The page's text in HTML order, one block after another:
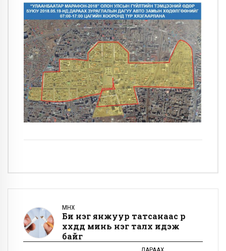
ӨМНӨХ
Би нэг янжуур татсанаас үр
хүүхдүүд минь нэг талх идэж
байг